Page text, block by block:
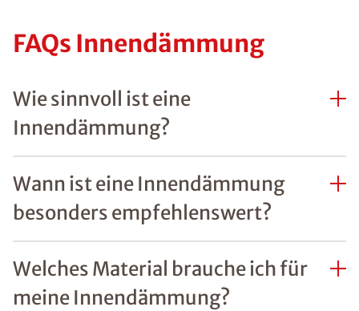
FAQs Innendämmung
Wie sinnvoll ist eine
Innendämmung?
Wann ist eine Innendämmung
besonders empfehlenswert?
Welches Material brauche ich für
meine Innendämmung?